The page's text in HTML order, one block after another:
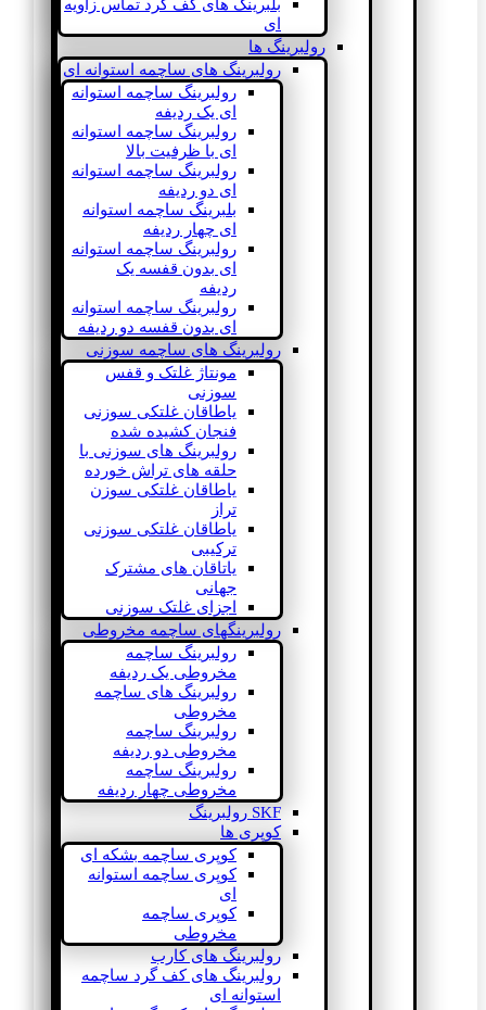
بلبرینگ های کف گرد تماس زاویه
ای
رولبرینگ ها
رولبرینگ های ساچمه استوانه ای
رولبرینگ ساچمه استوانه
ای یک ردیفه
رولبرینگ ساچمه استوانه
ای با ظرفیت بالا
رولبرینگ ساچمه استوانه
ای دو ردیفه
بلبرینگ ساچمه استوانه
ای چهار ردیفه
رولبرینگ ساچمه استوانه
ای بدون قفسه یک
ردیفه
رولبرینگ ساچمه استوانه
ای بدون قفسه دو ردیفه
رولبرینگ های ساچمه سوزنی
مونتاژ غلتک و قفس
سوزنی
یاطاقان غلتکی سوزنی
فنجان کشیده شده
رولبرینگ های سوزنی با
حلقه های تراش خورده
یاطاقان غلتکی سوزن
تراز
یاطاقان غلتکی سوزنی
ترکیبی
یاتاقان های مشترک
جهانی
اجزای غلتک سوزنی
رولبرینگهای ساچمه مخروطی
رولبرینگ ساچمه
مخروطی یک ردیفه
رولبرینگ های ساچمه
مخروطی
رولبرینگ ساچمه
مخروطی دو ردیفه
رولبرینگ ساچمه
مخروطی چهار ردیفه
SKF رولبرینگ
کوپری ها
کوپری ساچمه بشکه ای
کوپری ساچمه استوانه
ای
کوپری ساچمه
مخروطی
رولبرینگ های کارب
رولبرینگ های کف گرد ساچمه
استوانه ای